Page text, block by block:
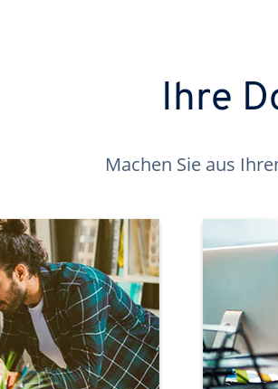
Ihre
Machen Sie aus